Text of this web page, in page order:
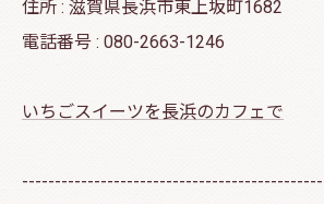
住所 : 滋賀県長浜市東上坂町1682
電話番号 : 080-2663-1246
いちごスイーツを長浜のカフェで